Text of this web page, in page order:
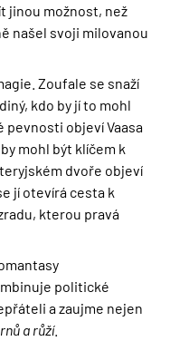
jinou možnost, než
našel svoji milovanou
Zoufale se snaží
kdo by jí to mohl
pevnosti objeví Vaasa
mohl být klíčem k
dvoře objeví
jí otevírá cesta k
kterou pravá
politické
a zaujme nejen
a růží.